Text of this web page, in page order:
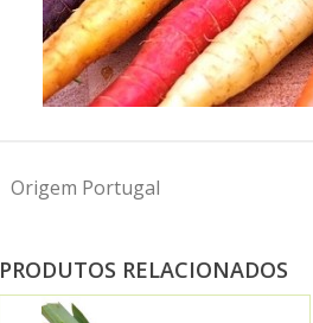
Origem Portugal
PRODUTOS RELACIONADOS